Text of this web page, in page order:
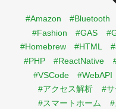
#Amazon #Bluetooth
#Fashion
#GAS
#Homebrew
#HTML
#PHP
#ReactNative
#VSCode
#WebAPI
#アクセス解析
#
#スマートホーム